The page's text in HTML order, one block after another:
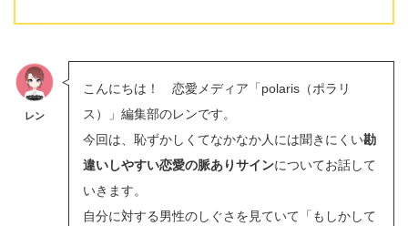
レン
こんにちは！ 恋愛メディア「polaris（ポラリ
ス）」編集部のレンです。
今回は、恥ずかしくてなかなか人には聞きにくい勘
違いしやすい恋愛の脈ありサインについてお話して
いきます。
自分に対する男性のしぐさを見ていて「もしかして